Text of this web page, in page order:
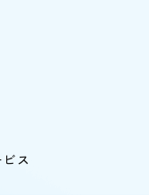
ス